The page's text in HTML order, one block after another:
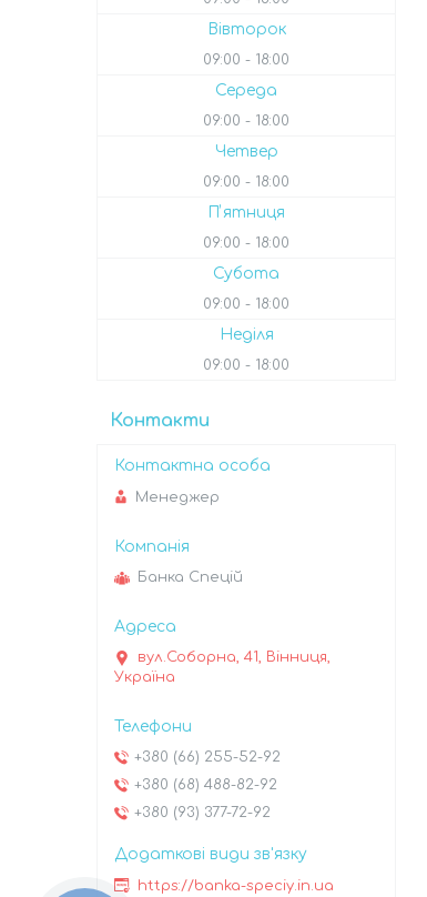
Вівторок
09:00 18:00
Середа
09:00 18:00
Четвер
09:00 18:00
Пʼятниця
09:00 18:00
Субота
09:00 18:00
Неділя
09:00 18:00
Контакти
Менеджер
Банка Спецій
вул.Соборна, 41, Вінниця,
Україна
+380 (66) 255-52-92
+380 (68) 488-82-92
+380 (93) 377-72-92
https://banka-speciy.in.ua